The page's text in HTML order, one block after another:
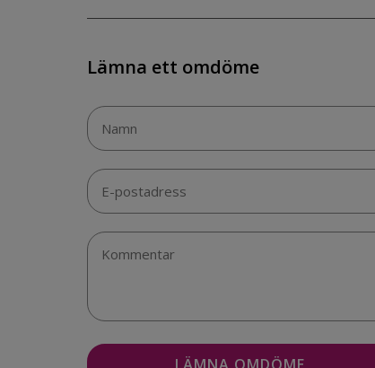
Lämna ett omdöme